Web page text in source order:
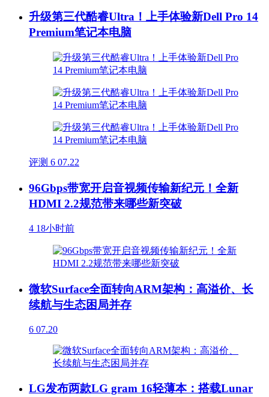
升级第三代酷睿Ultra！上手体验新Dell Pro 14
Premium笔记本电脑
评测 6 07.22
96Gbps带宽开启音视频传输新纪元！全新
HDMI 2.2规范带来哪些新突破
4 18小时前
微软Surface全面转向ARM架构：高溢价、长
续航与生态困局并存
6 07.20
LG发布两款LG gram 16轻薄本：搭载Lunar